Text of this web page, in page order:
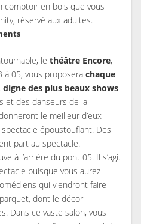
comptoir en bois que vous
réservé aux adultes.
le théâtre Encore,
à 05, vous proposera chaque
des plus beaux shows
et des danseurs de la
le meilleur d’eux-
époustouflant. Des
part au spectacle.
à l’arrière du pont 05. Il s’agit
puisque vous aurez
qui viendront faire
dont le décor
Dans ce vaste salon, vous